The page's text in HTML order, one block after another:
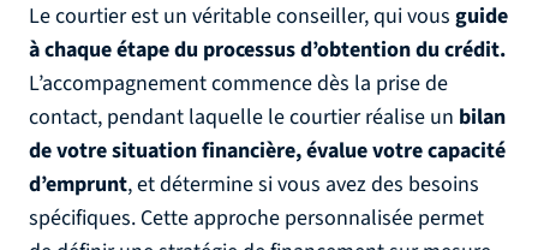
Le courtier est un véritable conseiller, qui vous guide
à chaque étape du processus d’obtention du crédit.
L’accompagnement commence dès la prise de
contact, pendant laquelle le courtier réalise un bilan
de votre situation financière, évalue votre capacité
d’emprunt, et détermine si vous avez des besoins
spécifiques. Cette approche personnalisée permet